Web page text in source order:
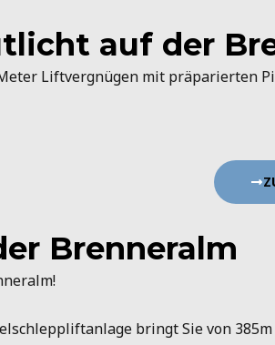
auf der
Liftvergnügen mit präparierten
Brenneralm
bringt Sie von 385m